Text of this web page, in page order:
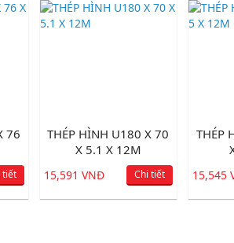
76
tiết
THÉP HÌNH U180 X 70
X 5.1 X 12M
15,591 VNĐ Chi tiết
THÉP
15,545